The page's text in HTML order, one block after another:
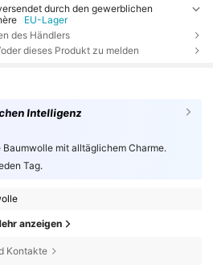
durch den gewerblichen
EU-Lager
des Händlers
dieses Produkt zu melden
Intelligenz
Baumwolle mit alltäglichem Charme.
Tag.
anzeigen
Kontakte